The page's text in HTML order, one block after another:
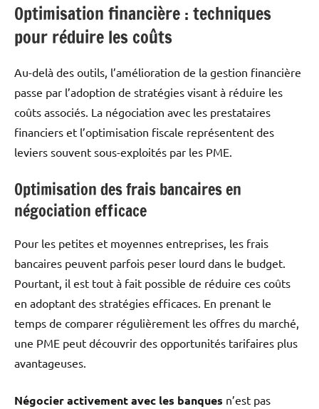
Optimisation financière : techniques
pour réduire les coûts
Au-delà des outils, l’amélioration de la gestion financière
passe par l’adoption de stratégies visant à réduire les
coûts associés. La négociation avec les prestataires
financiers et l’optimisation fiscale représentent des
leviers souvent sous-exploités par les PME.
Optimisation des frais bancaires en
négociation efficace
Pour les petites et moyennes entreprises, les frais
bancaires peuvent parfois peser lourd dans le budget.
Pourtant, il est tout à fait possible de réduire ces coûts
en adoptant des stratégies efficaces. En prenant le
temps de comparer régulièrement les offres du marché,
une PME peut découvrir des opportunités tarifaires plus
avantageuses.
Négocier activement avec les banques n’est pas